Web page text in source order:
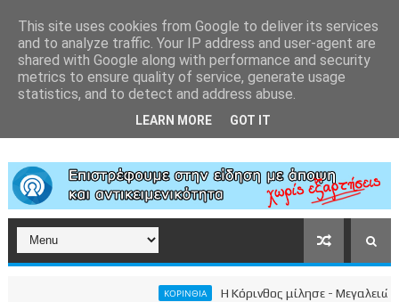
ΚΟΡΙΝΘΙΑ Η Κόρινθος μίλησε - Μεγαλειώδης
This site uses cookies from Google to deliver its services
and to analyze traffic. Your IP address and user-agent are
shared with Google along with performance and security
metrics to ensure quality of service, generate usage
statistics, and to detect and address abuse.
LEARN MORE GOT IT